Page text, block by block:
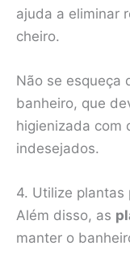
ajuda a eliminar
cheiro.
Não se esqueça
banheiro, que
higienizada com
indesejados.
4. Utilize plantas
Além disso, as
manter o